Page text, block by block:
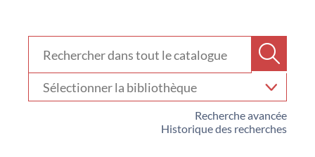
Recherche avancée
Historique des recherches
votre
bibliothèque